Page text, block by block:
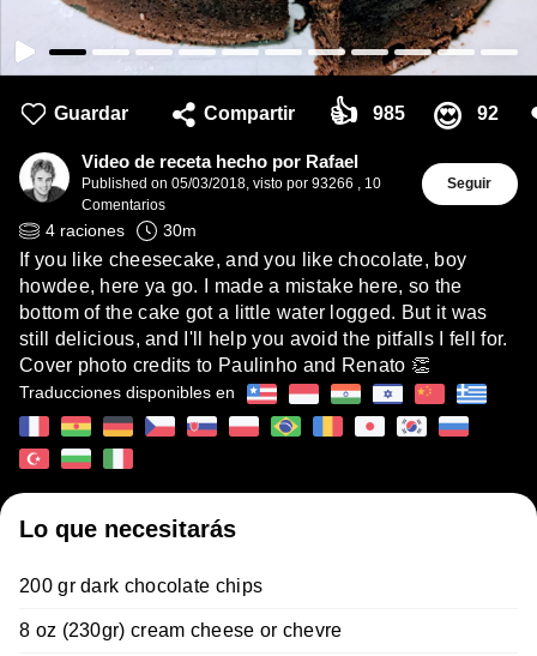
Guardar Compartir 👍 985 😍 92
Video de receta hecho por Rafael
Published on 05/03/2018, visto por 93266 , 10
Comentarios
Seguir
4 raciones 30m
If you like cheesecake, and you like chocolate, boy
howdee, here ya go. I made a mistake here, so the
bottom of the cake got a little water logged. But it was
still delicious, and I'll help you avoid the pitfalls I fell for.
Cover photo credits to Paulinho and Renato 👏
Traducciones disponibles en
Lo que necesitarás
200 gr dark chocolate chips
8 oz (230gr) cream cheese or chevre